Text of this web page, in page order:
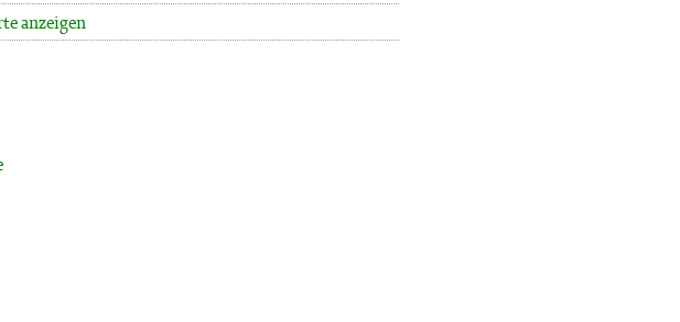
anzeigen